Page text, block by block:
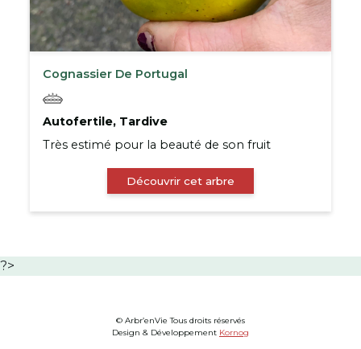
Cognassier De Portugal
Autofertile, Tardive
Très estimé pour la beauté de son fruit
Découvrir cet arbre
?>
© Arbr’enVie Tous droits réservés
Design & Développement Kornog